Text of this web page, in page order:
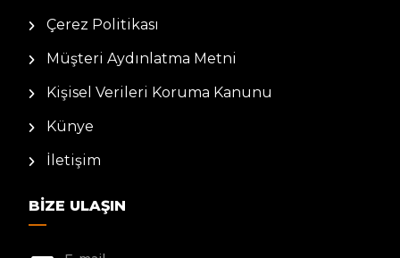
Çerez Politikası
Müşteri Aydınlatma Metni
Kişisel Verileri Koruma Kanunu
Künye
İletişim
BIZE ULAŞIN